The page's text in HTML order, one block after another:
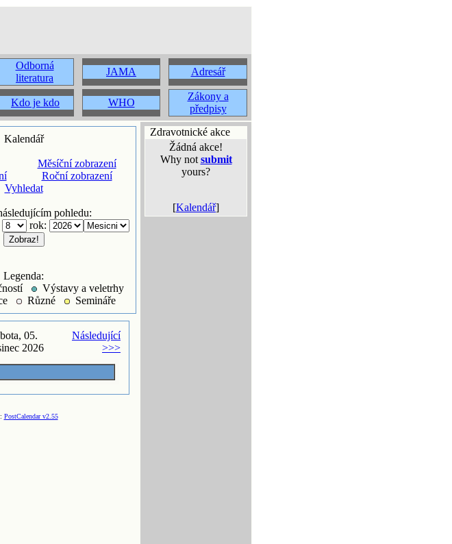
Odborná
literatura
JAMA Adresář
Kdo je kdo WHO
Zákony a
předpisy
Kalendář
Měsíční zobrazení
Roční zobrazení
Vyhledat
pohledu:
rok:
Legenda:
Výstavy a veletrhy
Různé Semináře
05.
2026
Následující
>>>
PostCalendar v2.55
Zdravotnické akce
Žádná akce!
Why not submit
yours?
[Kalendář]